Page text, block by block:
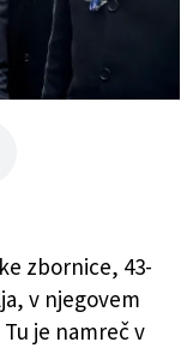
univerze
zbornice, 43-
v njegovem
je namreč v